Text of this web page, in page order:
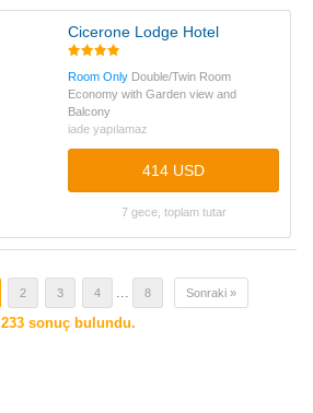
Cicerone Lodge Hotel
Room Only Double/Twin Room
Economy with Garden view and
Balcony
iade yapılamaz
414 USD
7 gece, toplam tutar
2 3 4 ... 8 Sonraki »
233sonuç bulundu.